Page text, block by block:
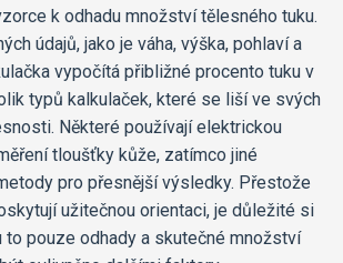
k odhadu množství tělesného tuku.
údajů, jako je váha, výška, pohlaví a
vypočítá přibližné procento tuku v
typů kalkulaček, které se liší ve svých
Některé používají elektrickou
tloušťky kůže, zatímco jiné
pro přesnější výsledky. Přestože
užitečnou orientaci, je důležité si
to pouze odhady a skutečné množství